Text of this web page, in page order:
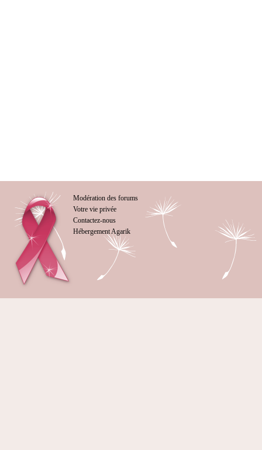
Modération des forums
Votre vie privée
Contactez-nous
Hébergement Agarik